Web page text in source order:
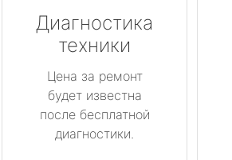
Диагностика
техники
Цена за ремонт
будет известна
после бесплатной
диагностики.